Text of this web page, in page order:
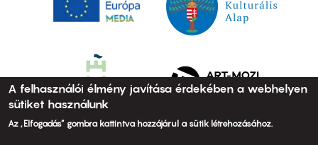
A felhasználói élmény javítása érdekében a webhelyen
sütiket használunk
Az „Elfogadás” gombra kattintva hozzájárul a sütik létrehozásához.